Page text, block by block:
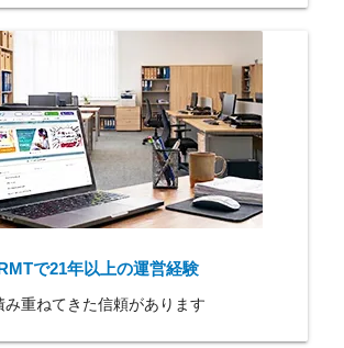
で21年以上の運営経験
み重ねてきた信頼があります